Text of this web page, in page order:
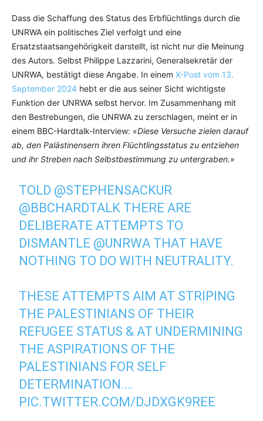
Dass die Schaffung des Status des Erbflüchtlings durch die
UNRWA ein politisches Ziel verfolgt und eine
Ersatzstaatsangehörigkeit darstellt, ist nicht nur die Meinung
des Autors. Selbst Philippe Lazzarini, Generalsekretär der
UNRWA, bestätigt diese Angabe. In einem X-Post vom 13.
September 2024 hebt er die aus seiner Sicht wichtigste
Funktion der UNRWA selbst hervor. Im Zusammenhang mit
den Bestrebungen, die UNRWA zu zerschlagen, meint er in
einem BBC-Hardtalk-Interview: «Diese Versuche zielen darauf
ab, den Palästinensern ihren Flüchtlingsstatus zu entziehen
und ihr Streben nach Selbstbestimmung zu untergraben.»
TOLD @STEPHENSACKUR
@BBCHARDTALK THERE ARE
DELIBERATE ATTEMPTS TO
DISMANTLE @UNRWA THAT HAVE
NOTHING TO DO WITH NEUTRALITY.
THESE ATTEMPTS AIM AT STRIPING
THE PALESTINIANS OF THEIR
REFUGEE STATUS & AT UNDERMINING
THE ASPIRATIONS OF THE
PALESTINIANS FOR SELF
DETERMINATION.…
PIC.TWITTER.COM/DJDXGK9REE